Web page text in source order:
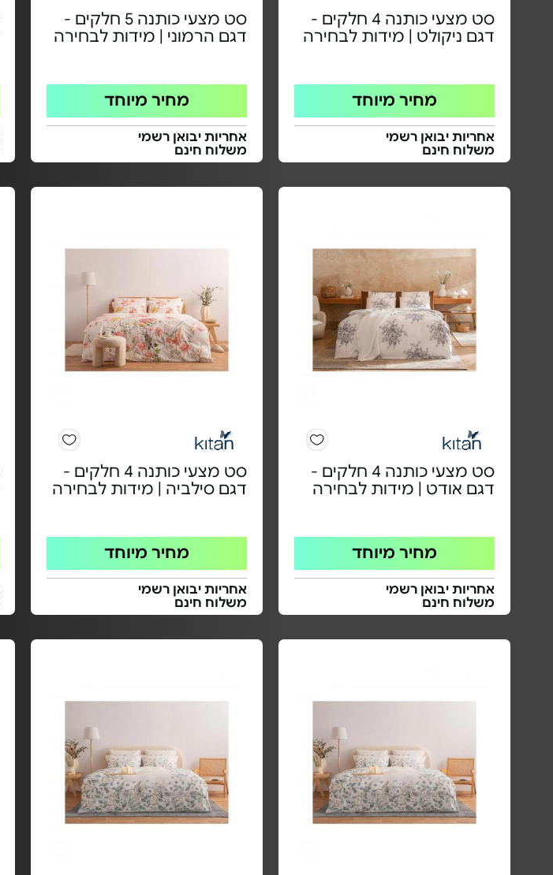
סט מצעי כותנה 4 חלקים -
דגם ניקולט | מידות לבחירה
מחיר מיוחד
אחריות יבואן רשמי
משלוח חינם
סט מצעי כותנה 5 חלקים -
דגם הרמוני | מידות לבחירה
מחיר מיוחד
אחריות יבואן רשמי
משלוח חינם
סט מצעי כותנה 4 חלקים -
דגם אודט | מידות לבחירה
מחיר מיוחד
אחריות יבואן רשמי
משלוח חינם
סט מצעי כותנה 4 חלקים -
דגם סילביה | מידות לבחירה
מחיר מיוחד
אחריות יבואן רשמי
משלוח חינם